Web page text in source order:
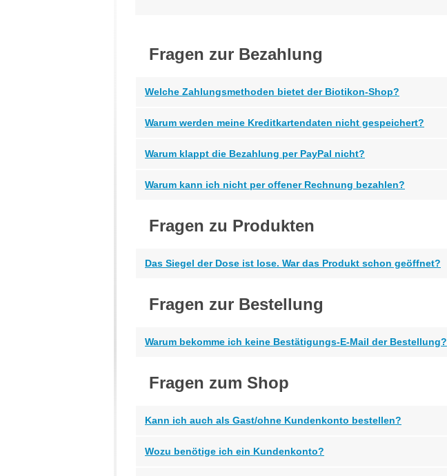
Fragen zur Bezahlung
Welche Zahlungsmethoden bietet der Biotikon-Shop?
Warum werden meine Kreditkartendaten nicht gespeichert?
Warum klappt die Bezahlung per PayPal nicht?
Warum kann ich nicht per offener Rechnung bezahlen?
Fragen zu Produkten
Das Siegel der Dose ist lose. War das Produkt schon geöffnet?
Fragen zur Bestellung
Warum bekomme ich keine Bestätigungs-E-Mail der Bestellung?
Fragen zum Shop
Kann ich auch als Gast/ohne Kundenkonto bestellen?
Wozu benötige ich ein Kundenkonto?